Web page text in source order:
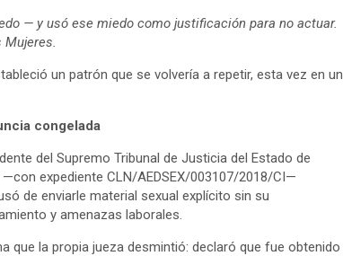
— y usó ese miedo como justificación para no actuar.
Mujeres.
un patrón que se volvería a repetir, esta vez en un
congelada
del Supremo Tribunal de Justicia del Estado de
expediente CLN/AEDSEX/003107/2018/CI—
de enviarle material sexual explícito sin su
y amenazas laborales.
que la propia jueza desmintió: declaró que fue obtenido